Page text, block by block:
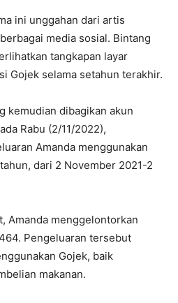
ini unggahan dari artis
media sosial. Bintang
tangkapan layar
Gojek selama setahun terakhir.
kemudian dibagikan akun
Rabu (2/11/2022),
Amanda menggunakan
dari 2 November 2021-2
Amanda menggelontorkan
Pengeluaran tersebut
Gojek, baik
makanan.